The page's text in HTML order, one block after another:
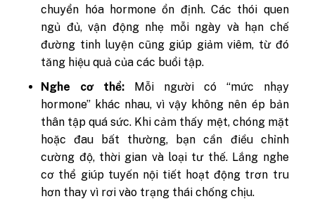
chuyển hóa hormone ổn định. Các thói quen
ngủ đủ, vận động nhẹ mỗi ngày và hạn chế
đường tinh luyện cũng giúp giảm viêm, từ đó
tăng hiệu quả của các buổi tập.
Nghe cơ thể: Mỗi người có “mức nhạy
hormone” khác nhau, vì vậy không nên ép bản
thân tập quá sức. Khi cảm thấy mệt, chóng mặt
hoặc đau bất thường, bạn cần điều chỉnh
cường độ, thời gian và loại tư thế. Lắng nghe
cơ thể giúp tuyến nội tiết hoạt động trơn tru
hơn thay vì rơi vào trạng thái chống chịu.